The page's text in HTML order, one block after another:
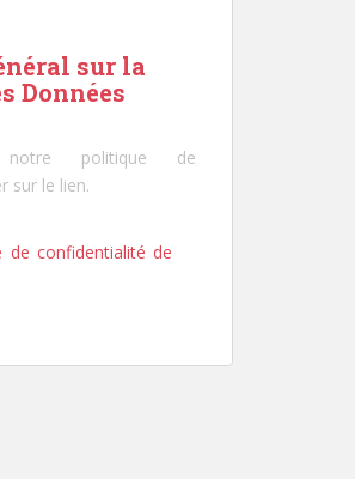
sur la
Données
politique de
sur le lien.
de confidentialité de